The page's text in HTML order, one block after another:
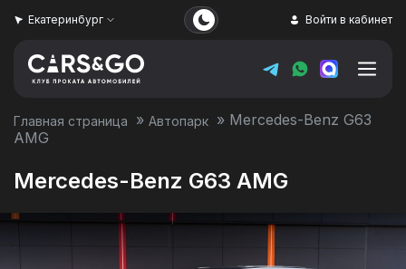
Екатеринбург Войти в кабинет
Главная страница » Автопарк » Mercedes-Benz G63
AMG
Mercedes-Benz G63 AMG